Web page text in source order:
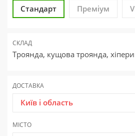
Стандарт Преміум
СКЛАД
Троянда, кущова троянда,
ДОСТАВКА
Київ і область
МІСТО